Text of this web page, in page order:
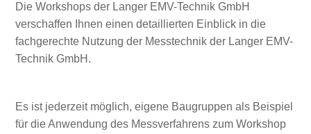
Die Workshops der Langer EMV-Technik GmbH
verschaffen Ihnen einen detaillierten Einblick in die
fachgerechte Nutzung der Messtechnik der Langer EMV-
Technik GmbH.
Es ist jederzeit möglich, eigene Baugruppen als Beispiel
für die Anwendung des Messverfahrens zum Workshop